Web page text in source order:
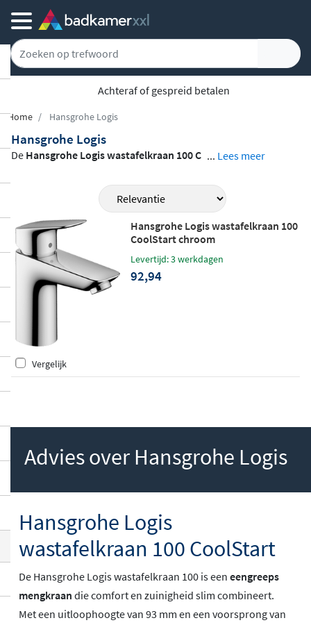
Achteraf of gespreid betalen
Home Hansgrohe Logis
Hansgrohe Logis
De Hansgrohe Logis wastafelkraan 100 C
greepskraan voor op de wastafel. Dankzij
CoolStart-technologiestaat de greep s
tandaard in de koude stand, waardoor je
boiler niet onnodig wordt aangesproken
en je energie bespaart zonder er bewust b
ij na te denken. Met een uitloophoogte va
abel je handen te wassen. Het waterverbr
uik is beperkt tot maximaal
uut, wat zowel goed is voor het milieu als
... Lees meer
Hansgrohe Logis wastafelkraan 100
CoolStart chroom
Levertijd: 3 werkdagen
92,94
Vergelijk
Advies over Hansgrohe Logis
Hansgrohe Logis
wastafelkraan 100 CoolStart
De Hansgrohe Logis wastafelkraan 100 is een eengreeps
mengkraan die comfort en zuinigheid slim combineert.
Met een uitloophoogte van 93 mm en een voorsprong van